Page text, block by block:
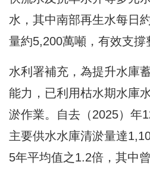
水，其中南部再生水每日
量約5,200萬噸，有效支撐
水利署補充，為提升水庫
能力，已利用枯水期水庫
淤作業。自去（2025）年
主要供水水庫清淤量達
5年平均值之1.2倍，其中